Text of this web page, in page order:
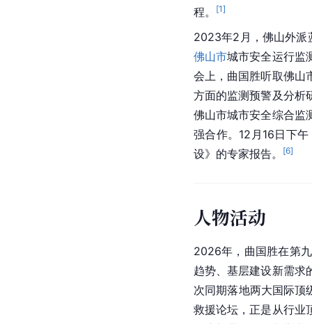
程。
[1]
2023年2月，佛山外派
佛山市城市安全运行监
会上，曲国胜听取佛山
方面的监测预警及分析
佛山市城市安全综合监
强合作。12月16日下
设》的专家报告。
[6]
人物活动
2026年，曲国胜在第
趋势、基层建设新需求
次同期落地两大国际
救援论坛，正是从行业